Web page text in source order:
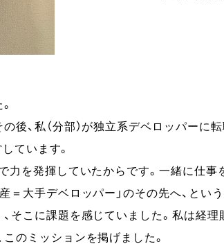
後、私（分部）が独立系デベロッパー
ています。
を発揮していたからです。一緒に仕事
＝大手デベロッパー」のその先へ、と
そこに課題を感じていました。私は経
のミッションを掲げました。